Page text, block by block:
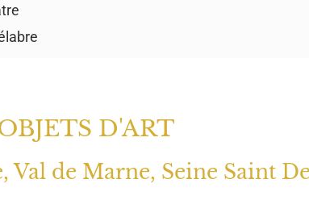
D'ART
Val de Marne, Seine Saint